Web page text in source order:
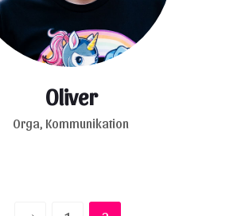
Oliver
Orga, Kommunikation